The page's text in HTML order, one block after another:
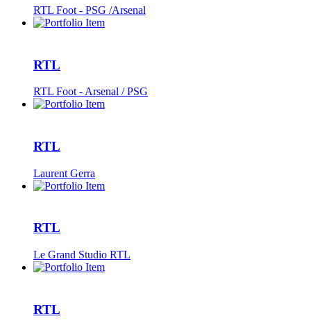
RTL Foot - PSG /Arsenal
RTL
RTL Foot - Arsenal / PSG
RTL
Laurent Gerra
RTL
Le Grand Studio RTL
RTL